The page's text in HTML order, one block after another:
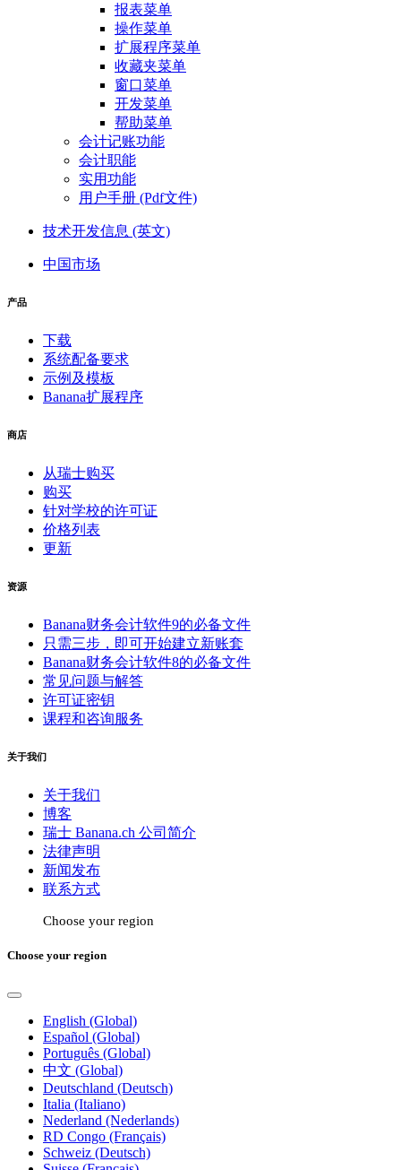
报表菜单
操作菜单
扩展程序菜单
收藏夹菜单
窗口菜单
开发菜单
帮助菜单
会计记账功能
会计职能
实用功能
用户手册 (Pdf文件)
技术开发信息 (英文)
中国市场
产品
下载
系统配备要求
示例及模板
Banana扩展程序
商店
从瑞士购买
购买
针对学校的许可证
价格列表
更新
资源
Banana财务会计软件9的必备文件
只需三步，即可开始建立新账套
Banana财务会计软件8的必备文件
常见问题与解答
许可证密钥
课程和咨询服务
关于我们
关于我们
博客
瑞士 Banana.ch 公司简介
法律声明
新闻发布
联系方式
Choose your region
Choose your region
English (Global)
Español (Global)
Português (Global)
中文 (Global)
Deutschland (Deutsch)
Italia (Italiano)
Nederland (Nederlands)
RD Congo (Français)
Schweiz (Deutsch)